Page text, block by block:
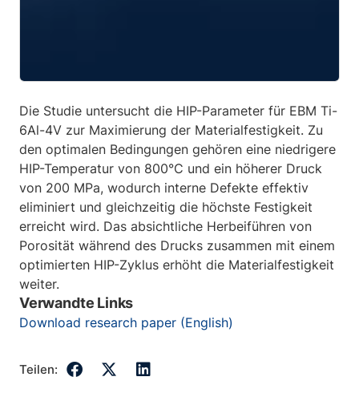
Die Studie untersucht die HIP-Parameter für EBM Ti-
6Al-4V zur Maximierung der Materialfestigkeit. Zu
den optimalen Bedingungen gehören eine niedrigere
HIP-Temperatur von 800°C und ein höherer Druck
von 200 MPa, wodurch interne Defekte effektiv
eliminiert und gleichzeitig die höchste Festigkeit
erreicht wird. Das absichtliche Herbeiführen von
Porosität während des Drucks zusammen mit einem
optimierten HIP-Zyklus erhöht die Materialfestigkeit
weiter.
Verwandte Links
Download research paper (English)
Teilen: